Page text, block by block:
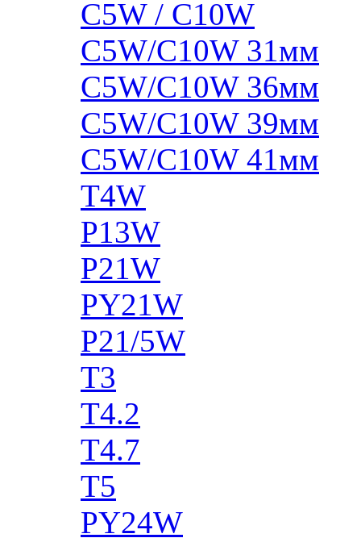
C5W / C10W
C5W/C10W 31мм
C5W/C10W 36мм
C5W/C10W 39мм
C5W/C10W 41мм
T4W
P13W
P21W
PY21W
P21/5W
T3
T4.2
T4.7
T5
PY24W